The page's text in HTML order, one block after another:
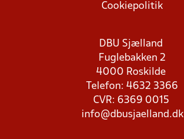
Cookiepolitik
DBU Sjælland
Fuglebakken 2
4000 Roskilde
Telefon: 4632 3366
CVR: 6369 0015
info@dbusjaelland.dk